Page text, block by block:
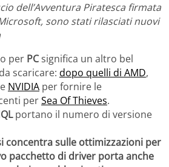
dell’Avventura Piratesca firmata
sono stati rilasciati nuovi
per PCsignifica un altro bel
scaricare: dopo quelli di AMD,
NVIDIA per fornire le
perSea Of Thieves.
portano il numero di versione
concentra sulle ottimizzazioni per
pacchetto di driver porta anche